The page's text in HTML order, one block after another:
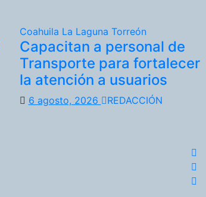
Coahuila La Laguna Torreón
Capacitan a personal de
Transporte para fortalecer
la atención a usuarios
6 agosto, 2026 REDACCIÓN